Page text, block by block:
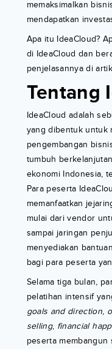
memaksimalkan
mendapatkan
Apa itu IdeaCloud?
di IdeaCloud dan
penjelasannya di
Tentang
IdeaCloud adalah
yang dibentuk untuk
pengembangan
tumbuh
ekonomi Indonesia,
Para peserta
memanfaatkan
mulai dari vendor
sampai jaringan
menyediakan
bagi para peserta
Selama tiga bulan,
pelatihan intensif
goals and direction,
selling, financial
peserta membangun